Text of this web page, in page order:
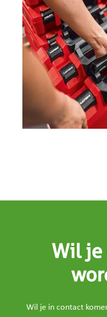
Wil
Wil je in contact